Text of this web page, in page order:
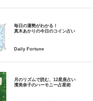
毎日の運勢がわかる！
月のリズムで読む、12星座占い